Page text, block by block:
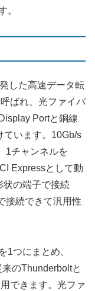
。
した高速データ転
ばれ、光ファイバ
Portと銅線
ています。10Gb/s
1チャンネルを
Expressとして動
状の端子で接続
接続できて汎用性
1つにまとめ、
のThunderboltと
できます。光ファ